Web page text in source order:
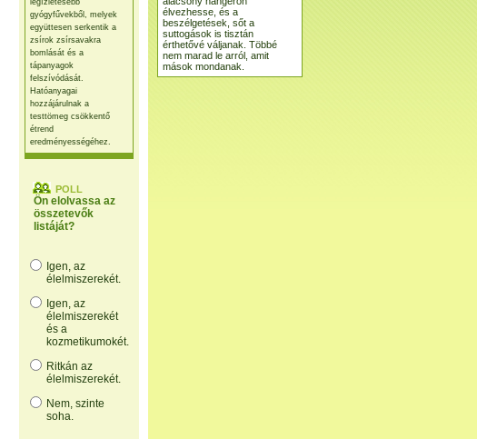
legízletesebb
gyógyfűvekből, melyek
együttesen serkentik a
zsírok zsírsavakra
bomlását és a
tápanyagok
felszívódását.
Hatóanyagai
hozzájárulnak a
testtömeg csökkentő
étrend
eredményességéhez.
POLL
Ön elolvassa az
összetevők
listáját?
Igen, az
élelmiszerekét.
Igen, az
élelmiszerekét
és a
kozmetikumokét.
Ritkán az
élelmiszerekét.
Nem, szinte
soha.
élvezhesse, és a
beszélgetések, sőt a
suttogások is tisztán
érthetővé váljanak. Többé
nem marad le arról, amit
mások mondanak.